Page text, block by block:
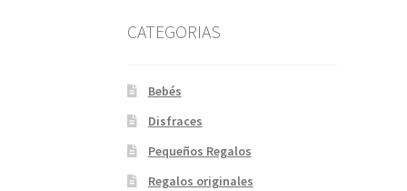
CATEGORIAS
Bebés
Disfraces
Pequeños Regalos
Regalos originales